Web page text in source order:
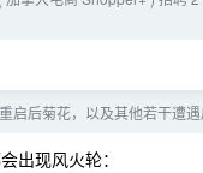
启后菊花，以及其他若干遭
出现风火轮：